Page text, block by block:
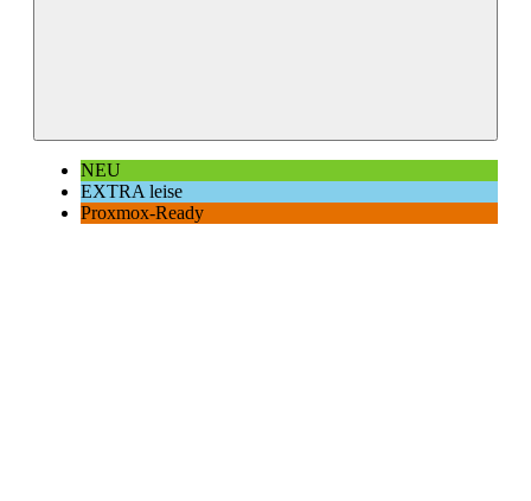
NEU
EXTRA leise
Proxmox-Ready